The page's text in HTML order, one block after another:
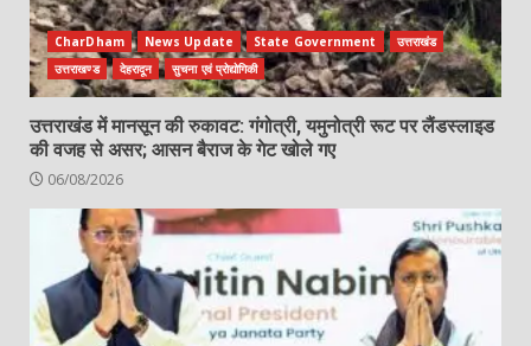
CharDham News Update State Government
उत्तराखंड
उत्तराखण्ड
देहरादून सुचना एवं प्रोद्योगिकी
उत्तराखंड में मानसून की रुकावट: गंगोत्री, यमुनोत्री रूट पर लैंडस्लाइड
की वजह से असर; आसन बैराज के गेट खोले गए
06/08/2026